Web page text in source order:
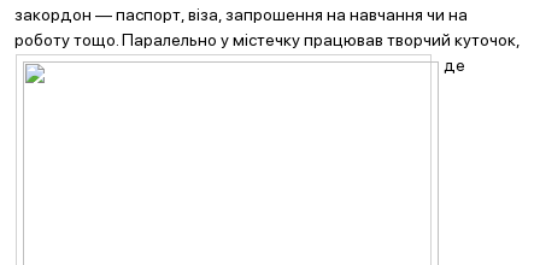
закордон — паспорт, віза, запрошення на навчання чи на
роботу тощо. Паралельно у містечку працював творчий куточок,
де